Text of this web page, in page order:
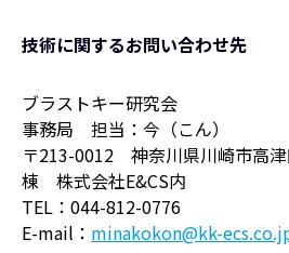
技術に関するお問い合わせ先
ブラストキー研究会
事務局 担当：今（こん）
〒213-0012 神奈川県川崎市高
棟 株式会社E&CS内
TEL：044-812-0776
E-mail： minakokon@kk-